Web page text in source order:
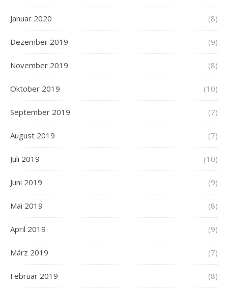
Januar 2020 (8)
Dezember 2019 (9)
November 2019 (8)
Oktober 2019 (10)
September 2019 (7)
August 2019 (7)
Juli 2019 (10)
Juni 2019 (9)
Mai 2019 (8)
April 2019 (9)
März 2019 (7)
Februar 2019 (8)